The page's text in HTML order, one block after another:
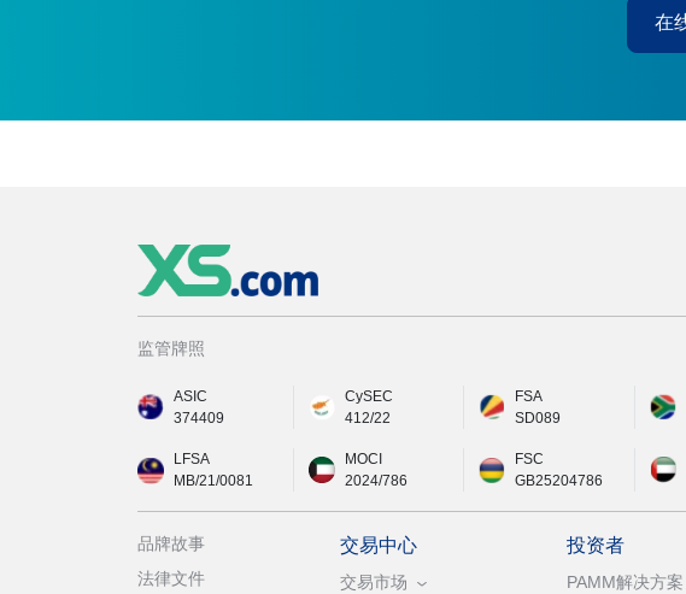
在
监管牌照
ASIC
374409
CySEC
412/22
FSA
SD089
LFSA
MB/21/0081
MOCI
2024/786
FSC
GB25204786
品牌故事
法律文件
交易中心
交易市场
投资者
PAMM解决方案